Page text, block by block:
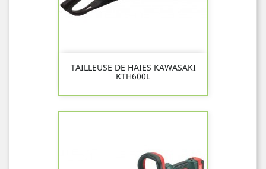
TAILLEUSE DE HAIES KAWASAKI
KTH600L